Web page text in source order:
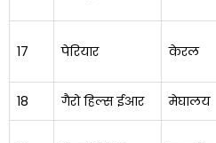
17 पेरियार केरल
18 गैरो हिल्स ईआर मेघालय